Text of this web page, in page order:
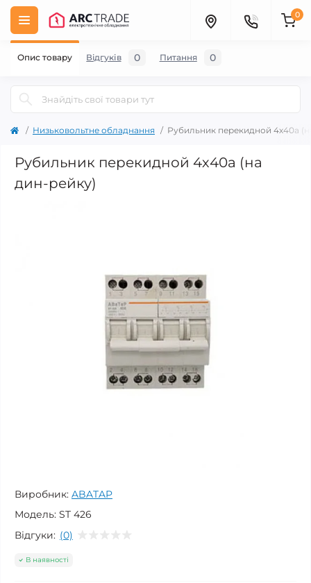
0
Низьковольтне обладнання Рубильник перекидной 4х40а
Рубильник перекидной 4х40а (на
дин-рейку)
Виробник: ABATAP
Модель: ST 426
Відгуки: (0)
В наявності
Опис товару Відгуків 0 Питання 0